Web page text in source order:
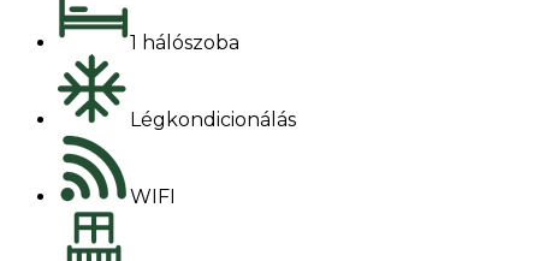
1 hálószoba
Légkondicionálás
WIFI